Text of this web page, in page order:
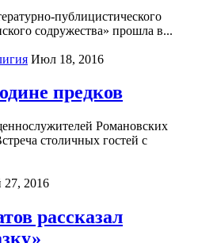
публицистического
содружества» прошла в...
Июл 18, 2016
предков
Романовских
столичных гостей с
2016
рассказал